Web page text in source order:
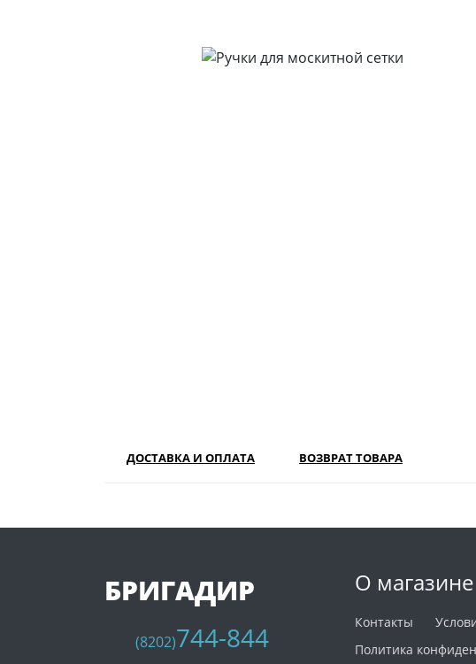
ДОСТАВКА И ОПЛАТА ВОЗВРАТ ТОВАРА
О магазине
Контакты
Политика
БРИГАДИР
(8202)744-844